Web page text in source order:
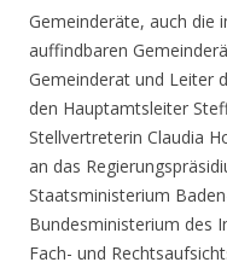
Gemeinderäte, auch die
auffindbaren
Gemeinderat und Leiter
den Hauptamtsleiter
Stellvertreterin Claudia
an das
Staatsministerium
Bundesministerium des
Fach- und